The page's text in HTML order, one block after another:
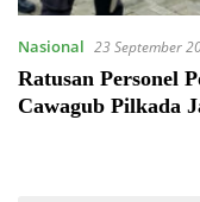
Nasional 23 September
Ratusan Personel
Cawagub Pilkada